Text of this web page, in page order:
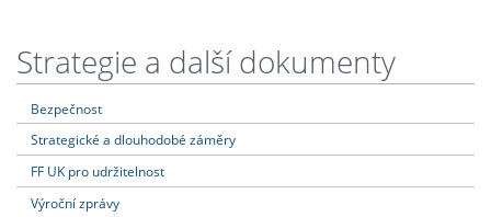
Strategie a další dokumenty
Bezpečnost
Strategické a dlouhodobé záměry
FF UK pro udržitelnost
Výroční zprávy